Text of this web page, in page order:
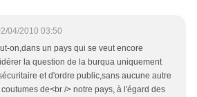
04/2010 03:50
on,dans un pays qui se veut encore
la question de la burqua uniquement
et d'ordre public,sans aucune autre
de<br /> notre pays, à l'égard des